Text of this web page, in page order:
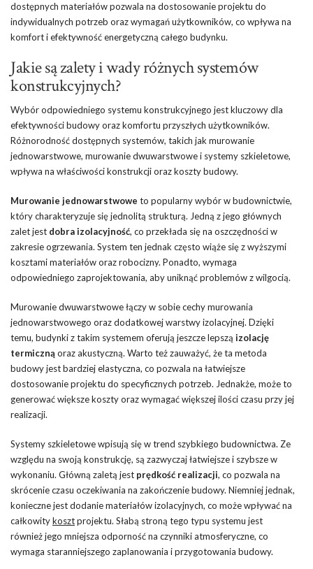
dostępnych materiałów pozwala na dostosowanie projektu do
indywidualnych potrzeb oraz wymagań użytkowników, co wpływa na
komfort i efektywność energetyczną całego budynku.
Jakie są zalety i wady różnych systemów
konstrukcyjnych?
Wybór odpowiedniego systemu konstrukcyjnego jest kluczowy dla
efektywności budowy oraz komfortu przyszłych użytkowników.
Różnorodność dostępnych systemów, takich jak murowanie
jednowarstwowe, murowanie dwuwarstwowe i systemy szkieletowe,
wpływa na właściwości konstrukcji oraz koszty budowy.
Murowanie jednowarstwowe to popularny wybór w budownictwie,
który charakteryzuje się jednolitą strukturą. Jedną z jego głównych
zalet jest dobra izolacyjność, co przekłada się na oszczędności w
zakresie ogrzewania. System ten jednak często wiąże się z wyższymi
kosztami materiałów oraz robocizny. Ponadto, wymaga
odpowiedniego zaprojektowania, aby uniknąć problemów z wilgocią.
Murowanie dwuwarstwowe łączy w sobie cechy murowania
jednowarstwowego oraz dodatkowej warstwy izolacyjnej. Dzięki
temu, budynki z takim systemem oferują jeszcze lepszą izolację
termiczną oraz akustyczną. Warto też zauważyć, że ta metoda
budowy jest bardziej elastyczna, co pozwala na łatwiejsze
dostosowanie projektu do specyficznych potrzeb. Jednakże, może to
generować większe koszty oraz wymagać większej ilości czasu przy jej
realizacji.
Systemy szkieletowe wpisują się w trend szybkiego budownictwa. Ze
względu na swoją konstrukcję, są zazwyczaj łatwiejsze i szybsze w
wykonaniu. Główną zaletą jest prędkość realizacji, co pozwala na
skrócenie czasu oczekiwania na zakończenie budowy. Niemniej jednak,
konieczne jest dodanie materiałów izolacyjnych, co może wpływać na
całkowitykosztprojektu. Słabą stroną tego typu systemu jest
również jego mniejsza odporność na czynniki atmosferyczne, co
wymaga staranniejszego zaplanowania i przygotowania budowy.